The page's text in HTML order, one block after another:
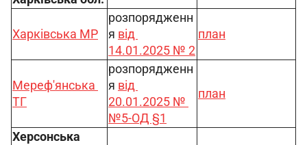
Харківська МР
розпорядженн
я від
14.01.2025 № 2
план
Мереф'янська
ТГ
розпорядженн
я від
20.01.2025 №
№5-ОД §1
план
Херсонська